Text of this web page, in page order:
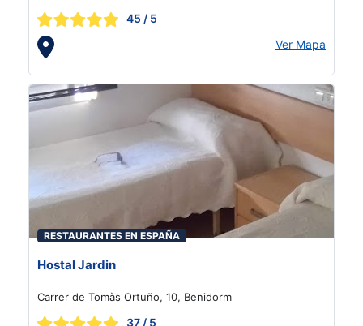
45 / 5
Ver Mapa
RESTAURANTES EN ESPAÑA
Hostal Jardin
Carrer de Tomàs Ortuño, 10, Benidorm
37 / 5